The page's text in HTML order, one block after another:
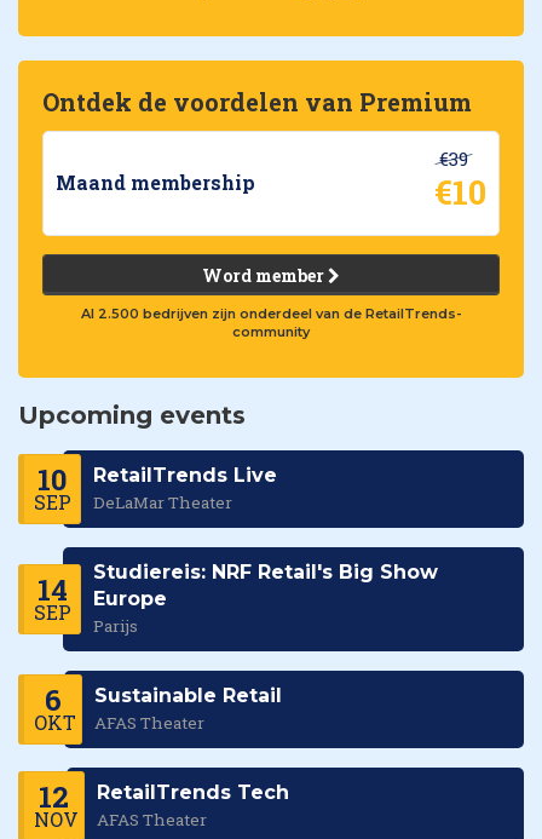
Ontdek de voordelen van Premium
Maand membership
€39
€10
Word member
Al 2.500 bedrijven zijn onderdeel van de RetailTrends-
community
Upcoming events
10
SEP
RetailTrends Live
DeLaMar Theater
14
SEP
Studiereis: NRF Retail's Big Show
Europe
Parijs
6
OKT
Sustainable Retail
AFAS Theater
12
NOV
RetailTrends Tech
AFAS Theater